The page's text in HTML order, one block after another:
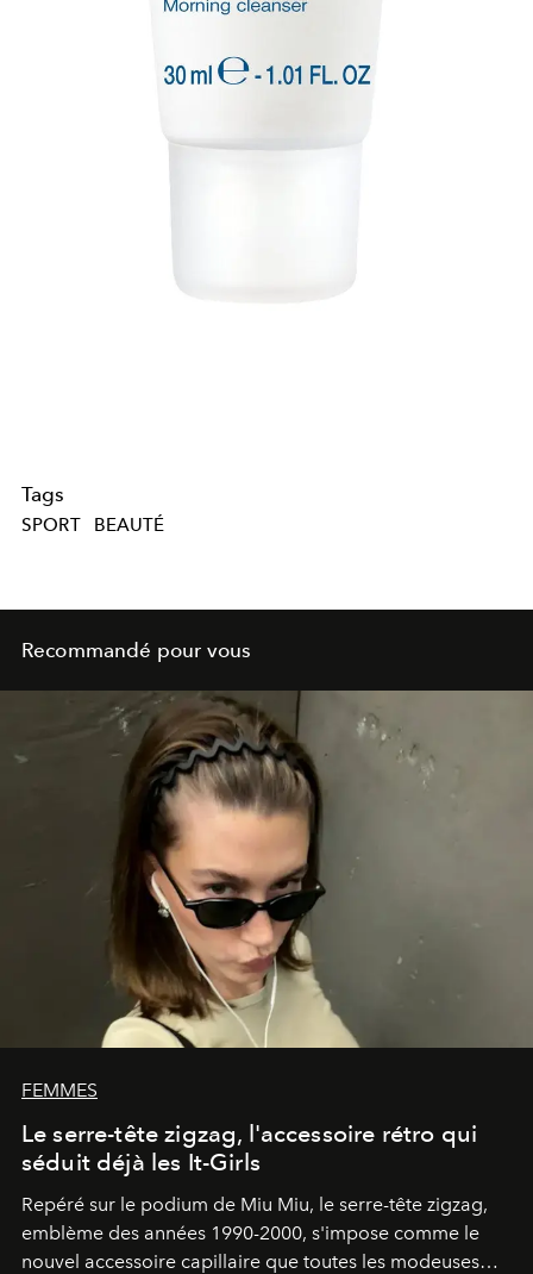
Tags
SPORT BEAUTÉ
Recommandé pour vous
FEMMES
Le serre-tête zigzag, l'accessoire rétro qui
séduit déjà les It-Girls
Repéré sur le podium de Miu Miu, le serre-tête zigzag,
emblème des années 1990-2000, s'impose comme le
nouvel accessoire capillaire que toutes les modeuses